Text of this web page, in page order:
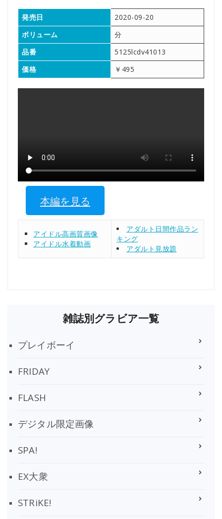
発売日
2020-09-20
ボリューム
分
品番
5125lcdv41013
価格
￥495
本編を見る
アイドル高画質画像
アイドル水着動画
アダルト日間作品ラン
キング
アダルト見放題
雑誌別グラビア一覧
プレイボーイ
FRIDAY
FLASH
デジタル限定画像
SPA!
EX大衆
STRiKE!